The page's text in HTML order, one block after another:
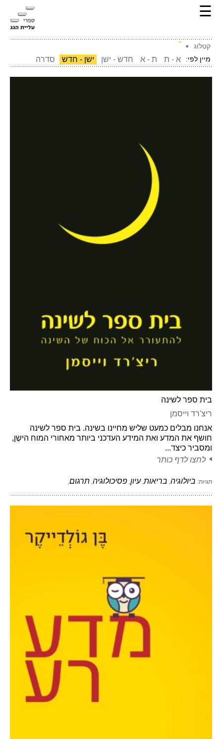
☰
קטלוג
מיין לפי:
א - ת ת - א חדש - ישן ישן - חדש סדרה
בית ספר לשינה
ריצ'רד וייסמן
אנחנו מבלים כמעט שליש מחיינו בשינה. בית ספר לשינה
חושף את המדע ואת המידע העדכני ביותר מאחורי המוח הישֶן,
ומסביר כיצד...
לחצו לדף כותר
תגיות: ביולוגיה בריאות ,עיון פסיכולוגיה תרגום